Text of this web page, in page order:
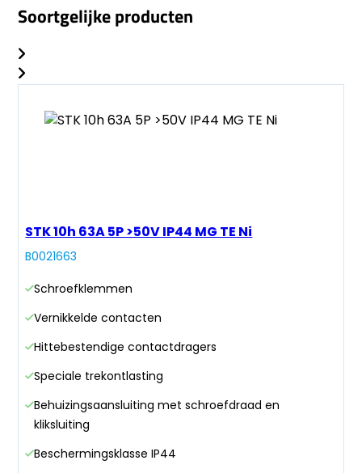
Soortgelijke producten
STK 10h 63A 5P >50V IP44 MG TE Ni
B0021663
Schroefklemmen
Vernikkelde contacten
Hittebestendige contactdragers
Speciale trekontlasting
Behuizingsaansluiting met schroefdraad en
kliksluiting
Beschermingsklasse IP44